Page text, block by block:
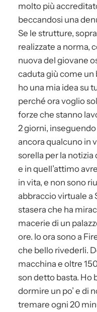
molto più
beccandosi una
Se le strutture,
realizzate a norma,
nuova del giovane
caduta giù come un
ho una mia idea su
perché ora voglio
forze che stanno
2 giorni,
ancora qualcuno in
sorella per la notizia
e in quell’attimo
in vita, e non sono
abbraccio virtuale a
stasera che ha
macerie di un
ore. Io ora sono a
che bello rivederli.
macchina e oltre
son detto basta. Ho
dormire un po’ e di
tremare ogni 20